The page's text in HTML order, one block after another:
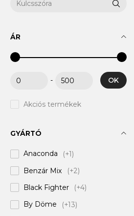
ÁR
- OK
Akciós termékek
GYÁRTÓ
Anaconda
(+1)
Benzár Mix
(+2)
Black Fighter
(+4)
By Döme
(+13)